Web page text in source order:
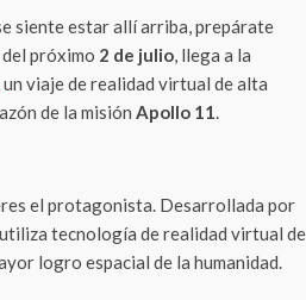
siente estar allí arriba, prepárate
próximo 2 de julio, llega a la
un viaje de realidad virtual de alta
de la misión Apollo 11.
el protagonista. Desarrollada por
tecnología de realidad virtual de
logro espacial de la humanidad.